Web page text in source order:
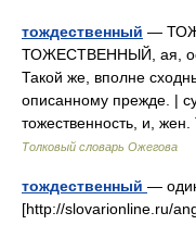
тождественный —
ТОЖЕСТВЕННЫЙ, ая, ое;
Такой же, вполне
описанному прежде. |
тожественность, и,
Толковый словарь Ожегова
тождественный —
[http://slovarionline.ru/